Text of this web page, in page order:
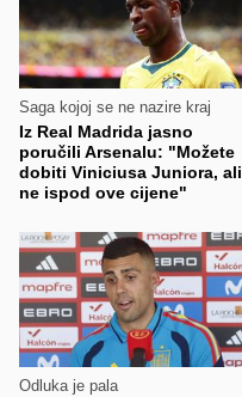
Saga kojoj se ne nazire kraj
Iz Real Madrida jasno
poručili Arsenalu: "Možete
dobiti Viniciusa Juniora, ali
ne ispod ove cijene"
Odluka je pala